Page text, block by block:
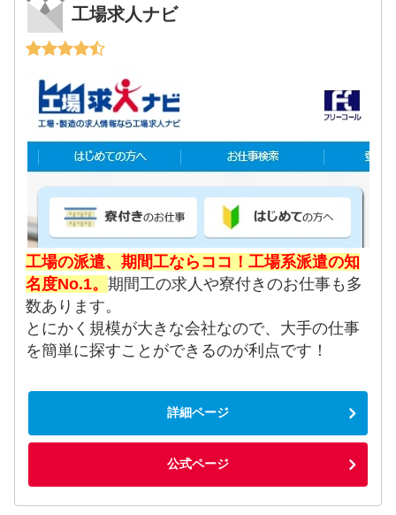
工場求人ナビ
工場の派遣、期間工ならココ！工場系派遣の知
名度No.1。期間工の求人や寮付きのお仕事も多
数あります。
とにかく規模が大きな会社なので、大手の仕事
を簡単に探すことができるのが利点です！
詳細ページ
公式ページ